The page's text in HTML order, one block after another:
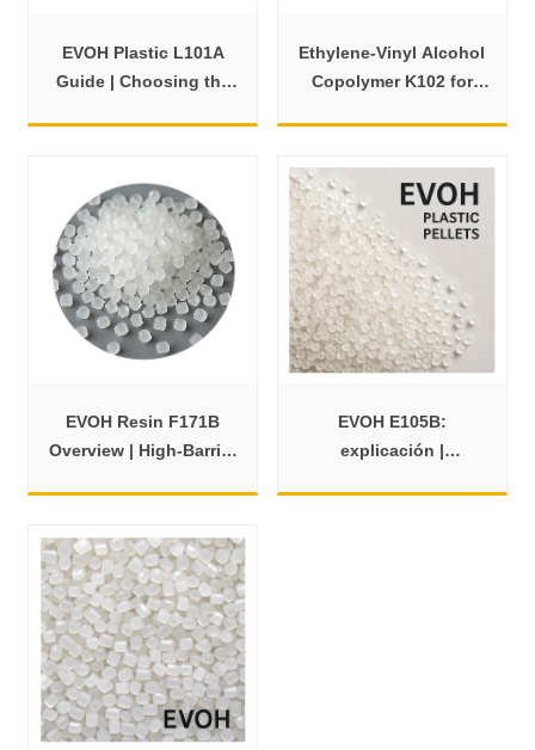
EVOH Plastic L101A
Guide | Choosing the
Ethylene-Vinyl Alcohol
Copolymer K102 for
EVOH Resin F171B
Overview | High-Barrier
EVOH E105B:
explicación |